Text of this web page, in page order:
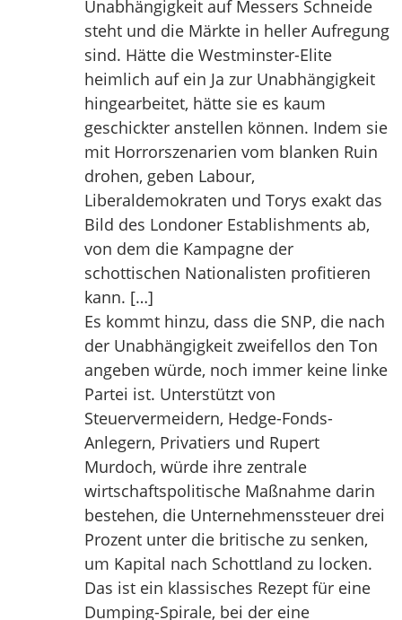
Unabhängigkeit auf Messers Schneide
steht und die Märkte in heller Aufregung
sind. Hätte die Westminster-Elite
heimlich auf ein Ja zur Unabhängigkeit
hingearbeitet, hätte sie es kaum
geschickter anstellen können. Indem sie
mit Horrorszenarien vom blanken Ruin
drohen, geben Labour,
Liberaldemokraten und Torys exakt das
Bild des Londoner Establishments ab,
von dem die Kampagne der
schottischen Nationalisten profitieren
kann. […]
Es kommt hinzu, dass die SNP, die nach
der Unabhängigkeit zweifellos den Ton
angeben würde, noch immer keine linke
Partei ist. Unterstützt von
Steuervermeidern, Hedge-Fonds-
Anlegern, Privatiers und Rupert
Murdoch, würde ihre zentrale
wirtschaftspolitische Maßnahme darin
bestehen, die Unternehmenssteuer drei
Prozent unter die britische zu senken,
um Kapital nach Schottland zu locken.
Das ist ein klassisches Rezept für eine
Dumping-Spirale, bei der eine